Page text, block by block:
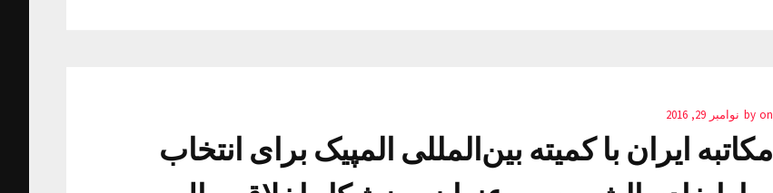
by on نوامبر 29, 2016
مکاتبه ایران با کمیته بین‌المللی المپیک برای انتخاب